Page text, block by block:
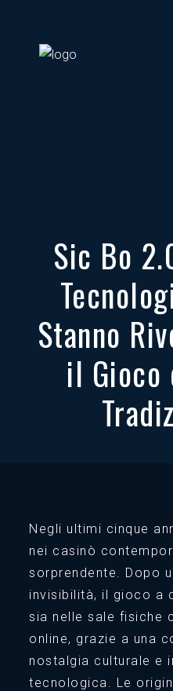
Sic Bo
Stanno
il Gioco
Negli ultimi cinque
nei casinò
sorprendente. Dopo
invisibilità, il gioco a
sia nelle sale fisiche
online, grazie a una
nostalgia culturale e
tecnologica. Le